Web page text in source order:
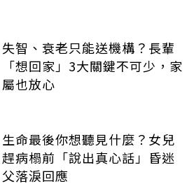
失智、衰老只能送機構？長輩
「想回家」3大關鍵不可少，家
屬也放心
生命最後你想聽見什麼？女兒
趕病榻前「說出真心話」昏迷
父落淚回應